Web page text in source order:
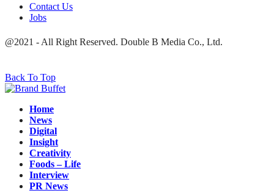
Contact Us
Jobs
@2021 - All Right Reserved. Double B Media Co., Ltd.
Back To Top
Home
News
Digital
Insight
Creativity
Foods – Life
Interview
PR News